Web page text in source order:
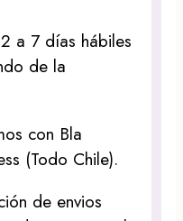
a 7 días hábiles
de la
con Bla
(Todo Chile).
de envios